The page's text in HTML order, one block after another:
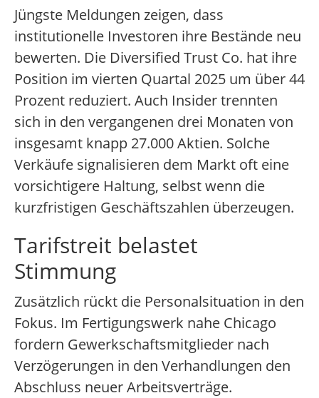
Jüngste Meldungen zeigen, dass
institutionelle Investoren ihre Bestände neu
bewerten. Die Diversified Trust Co. hat ihre
Position im vierten Quartal 2025 um über 44
Prozent reduziert. Auch Insider trennten
sich in den vergangenen drei Monaten von
insgesamt knapp 27.000 Aktien. Solche
Verkäufe signalisieren dem Markt oft eine
vorsichtigere Haltung, selbst wenn die
kurzfristigen Geschäftszahlen überzeugen.
Tarifstreit belastet
Stimmung
Zusätzlich rückt die Personalsituation in den
Fokus. Im Fertigungswerk nahe Chicago
fordern Gewerkschaftsmitglieder nach
Verzögerungen in den Verhandlungen den
Abschluss neuer Arbeitsverträge.